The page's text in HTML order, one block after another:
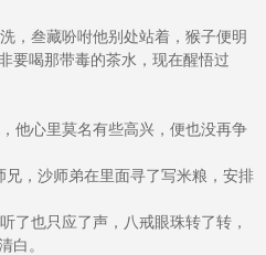
，叁藏吩咐他别处站着，猴子便明
要喝那带毒的茶水，现在醒悟过
他心里莫名有些高兴，便也没再争
，沙师弟在里面寻了写米粮，安排
也只应了声，八戒眼珠转了转，
白。